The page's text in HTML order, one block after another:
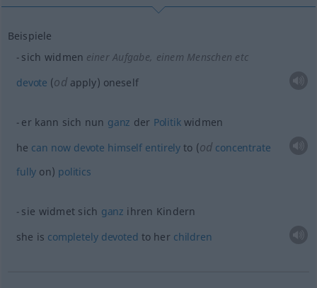
Beispiele
sich widmen einer Aufgabe, einem Menschen etc
devote (odapply) oneself
er kann sich nun ganz der Politikwidmen
he can now devote himself entirely to (od concentrate
fully on) politics
sie widmet sich ganz ihren Kindern
she is completely devoted to her children